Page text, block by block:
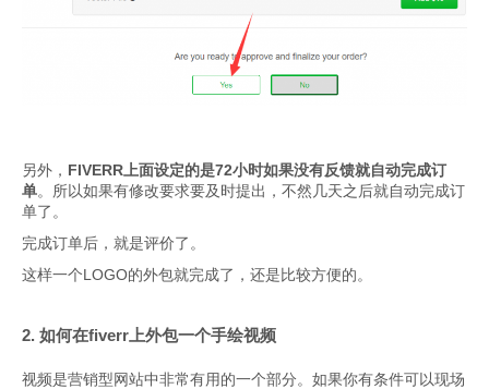
另外， FIVERR上面设定的是72小时如果没有反馈就自动完成订
单。所以如果有修改要求要及时提出，不然几天之后就自动完成订
单了。
完成订单后，就是评价了。
这样一个LOGO的外包就完成了，还是比较方便的。
2. 如何在fiverr上外包一个手绘视频
视频是营销型网站中非常有用的一个部分。如果你有条件可以现场